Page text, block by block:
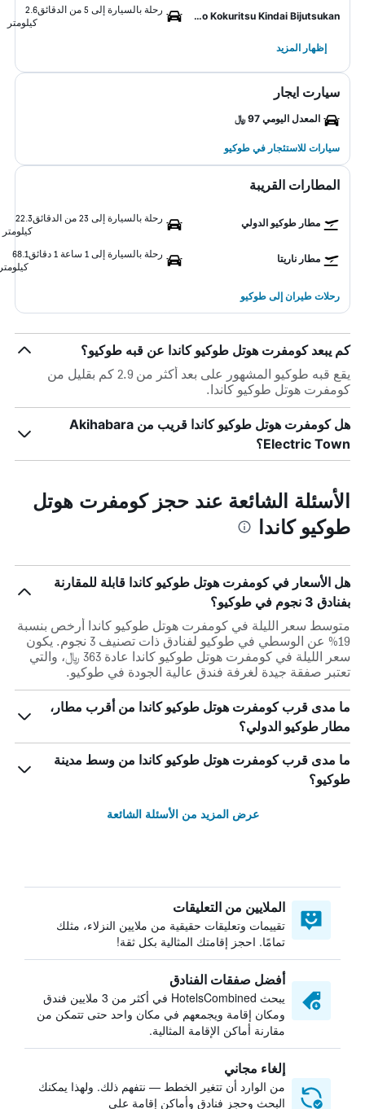
Tokyo Kokuritsu Kindai Bijutsukan
رحلة بالسيارة إلى 5 من الدقائق
2.6
كيلومتر
إظهار المزيد
سيارت ايجار
المعدل اليومي 97 ﷼
سيارات للاستئجار في طوكيو
المطارات القريبة
مطار طوكيو الدولي رحلة بالسيارة إلى 23 من الدقائق
22.3
كيلومتر
مطار ناريتا رحلة بالسيارة إلى 1 ساعة 1 دقائق
68.1
رحلات طيران إلى طوكيو
كم يبعد كومفرت هوتل طوكيو كاندا عن قبه طوكيو؟
يقع قبه طوكيو المشهور على بعد أكثر من 2.9 كم بقليل من
كومفرت هوتل طوكيو كاندا.
هل كومفرت هوتل طوكيو كاندا قريب من Akihabara
Electric Town؟
الأسئلة الشائعة عند حجز كومفرت هوتل
طوكيو كاندا
هل الأسعار في كومفرت هوتل طوكيو كاندا قابلة للمقارنة
بفنادق 3 نجوم في طوكيو؟
متوسط سعر الليلة في كومفرت هوتل طوكيو كاندا أرخص بنسبة
19% عن الوسطي في طوكيو لفنادق ذات تصنيف 3 نجوم. يكون
سعر الليلة في كومفرت هوتل طوكيو كاندا عادة 363 ﷼، والتي
تعتبر صفقة جيدة لغرفة فندق عالية الجودة في طوكيو.
ما مدى قرب كومفرت هوتل طوكيو كاندا من أقرب مطار،
مطار طوكيو الدولي؟
ما مدى قرب كومفرت هوتل طوكيو كاندا من وسط مدينة
طوكيو؟
عرض المزيد من الأسئلة الشائعة
الملايين من التعليقات
تقييمات وتعليقات حقيقية من ملايين النزلاء، مثلك
تمامًا. احجز إقامتك المثالية بكل ثقة!
أفضل صفقات الفنادق
يبحث HotelsCombined في أكثر من 3 ملايين فندق
ومكان إقامة ويجمعهم في مكان واحد حتى تتمكن من
مقارنة أماكن الإقامة المثالية.
إلغاء مجاني
من الوارد أن تتغير الخطط — نتفهم ذلك. ولهذا يمكنك
البحث وحجز فنادق وأماكن إقامة على